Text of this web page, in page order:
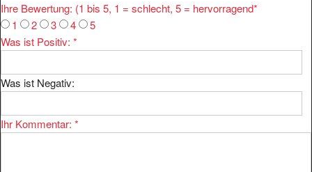
Ihre Bewertung: (1 bis 5, 1 = schlecht, 5 = hervorragend*
1
2 3 4
5
Was ist Positiv: *
Was ist Negativ:
Ihr Kommentar: *